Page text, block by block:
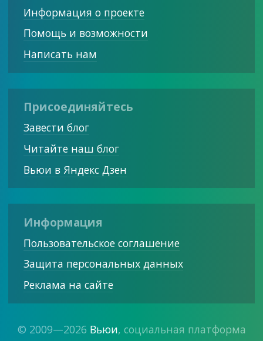
Информация о проекте
Помощь и возможности
Написать нам
Присоединяйтесь
Завести блог
Читайте наш блог
Вьюи в Яндекс Дзен
Информация
Пользовательское соглашение
Защита персональных данных
Реклама на сайте
© 2009—2026 Вьюи, социальная платформа